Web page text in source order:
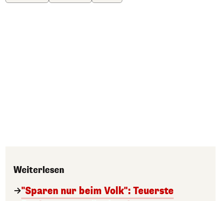
Weiterlesen
"Sparen nur beim Volk": Teuerste